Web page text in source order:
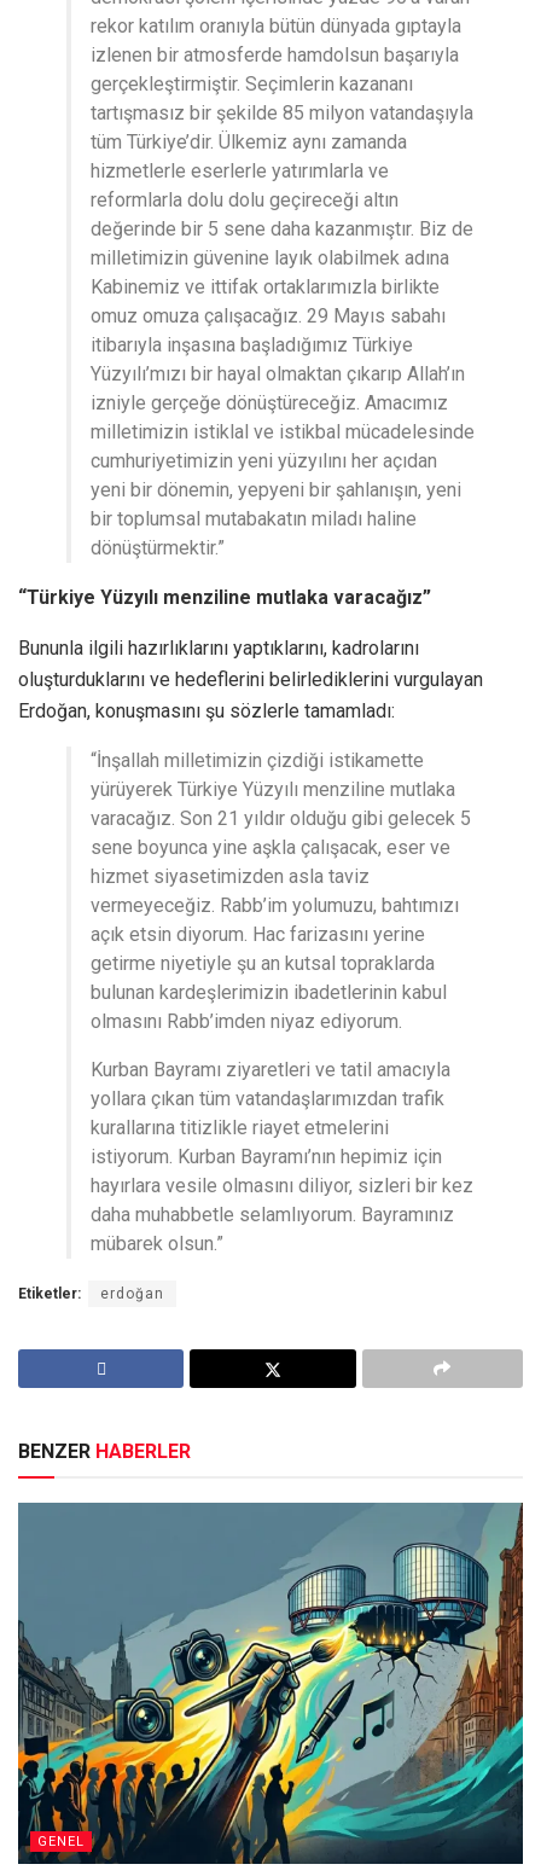
rekor katılım oranıyla bütün dünyada gıptayla
izlenen bir atmosferde hamdolsun başarıyla
gerçekleştirmiştir. Seçimlerin kazananı
tartışmasız bir şekilde 85 milyon vatandaşıyla
tüm Türkiye’dir. Ülkemiz aynı zamanda
hizmetlerle eserlerle yatırımlarla ve
reformlarla dolu dolu geçireceği altın
değerinde bir 5 sene daha kazanmıştır. Biz de
milletimizin güvenine layık olabilmek adına
Kabinemiz ve ittifak ortaklarımızla birlikte
omuz omuza çalışacağız. 29 Mayıs sabahı
itibarıyla inşasına başladığımız Türkiye
Yüzyılı’mızı bir hayal olmaktan çıkarıp Allah’ın
izniyle gerçeğe dönüştüreceğiz. Amacımız
milletimizin istiklal ve istikbal mücadelesinde
cumhuriyetimizin yeni yüzyılını her açıdan
yeni bir dönemin, yepyeni bir şahlanışın, yeni
bir toplumsal mutabakatın miladı haline
dönüştürmektir.”
“Türkiye Yüzyılı menziline mutlaka varacağız”
Bununla ilgili hazırlıklarını yaptıklarını, kadrolarını
oluşturduklarını ve hedeflerini belirlediklerini vurgulayan
Erdoğan, konuşmasını şu sözlerle tamamladı:
“İnşallah milletimizin çizdiği istikamette
yürüyerek Türkiye Yüzyılı menziline mutlaka
varacağız. Son 21 yıldır olduğu gibi gelecek 5
sene boyunca yine aşkla çalışacak, eser ve
hizmet siyasetimizden asla taviz
vermeyeceğiz. Rabb’im yolumuzu, bahtımızı
açık etsin diyorum. Hac farizasını yerine
getirme niyetiyle şu an kutsal topraklarda
bulunan kardeşlerimizin ibadetlerinin kabul
olmasını Rabb’imden niyaz ediyorum.
Kurban Bayramı ziyaretleri ve tatil amacıyla
yollara çıkan tüm vatandaşlarımızdan trafik
kurallarına titizlikle riayet etmelerini
istiyorum. Kurban Bayramı’nın hepimiz için
hayırlara vesile olmasını diliyor, sizleri bir kez
daha muhabbetle selamlıyorum. Bayramınız
mübarek olsun.”
Etiketler: erdoğan
BENZER HABERLER
GENEL